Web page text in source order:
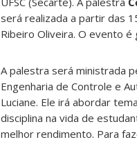
será realizada a partir das
Ribeiro Oliveira. O evento
A palestra será ministrada
Engenharia de Controle e
Luciane. Ele irá abordar
disciplina na vida de
melhor rendimento. Para